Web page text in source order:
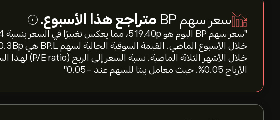
سعر سهم BP متراجع هذا الأسبوع. i
الأرباح 0.05%. حيث معامل بيتا للسهم عند -0.05"